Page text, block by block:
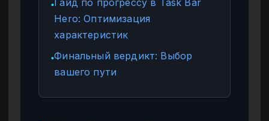
●Гайд по прогрессу в Task Bar
Hero: Оптимизация
характеристик
●Финальный вердикт: Выбор
вашего пути